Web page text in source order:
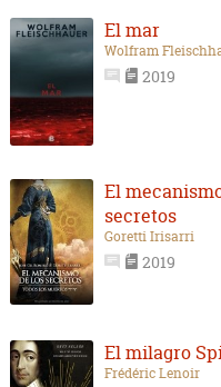
El mar
Wolfram
2019
El
secretos
Goretti Irisarri
2019
El milagro
Frédéric Lenoir